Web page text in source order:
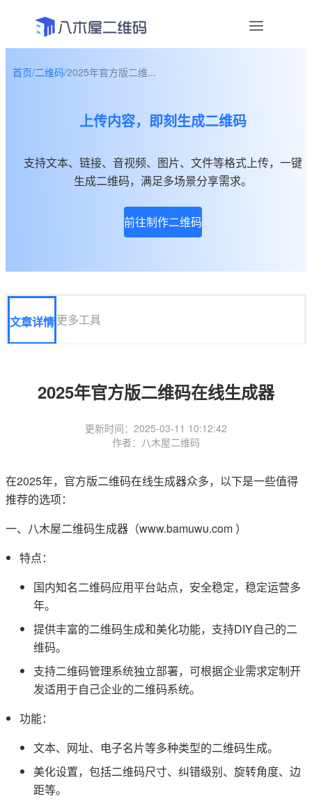
帮助中心
首页/二维码/2025年官方版二维...
上传内容，即刻生成二维码
支持文本、链接、音视频、图片、文件等格式上传，一键
生成二维码，满足多场景分享需求。
前往制作二维码
文章详情更多工具
2025年官方版二维码在线生成器
更新时间：2025-03-11 10:12:42
作者：八木屋二维码
在2025年，官方版二维码在线生成器众多，以下是一些值得
推荐的选项：
一、八木屋二维码生成器（www.bamuwu.com ）
特点：
国内知名二维码应用平台站点，安全稳定，稳定运营多
年。
提供丰富的二维码生成和美化功能，支持DIY自己的二
维码。
支持二维码管理系统独立部署，可根据企业需求定制开
发适用于自己企业的二维码系统。
功能：
文本、网址、电子名片等多种类型的二维码生成。
美化设置，包括二维码尺寸、纠错级别、旋转角度、边
距等。